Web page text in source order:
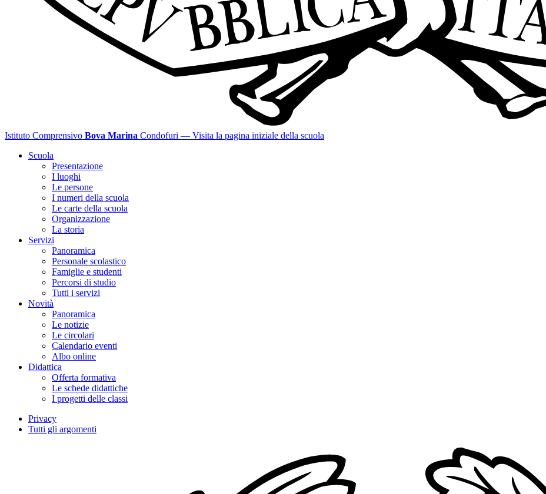
Istituto Comprensivo Bova Marina Condofuri — Visita la pagina iniziale della scuola
Scuola
Presentazione
I luoghi
Le persone
I numeri della scuola
Le carte della scuola
Organizzazione
La storia
Servizi
Panoramica
Personale scolastico
Famiglie e studenti
Percorsi di studio
Tutti i servizi
Novità
Panoramica
Le notizie
Le circolari
Calendario eventi
Albo online
Didattica
Offerta formativa
Le schede didattiche
I progetti delle classi
Privacy
Tutti gli argomenti